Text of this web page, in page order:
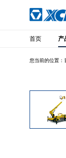
首页 产
您当前的位置：